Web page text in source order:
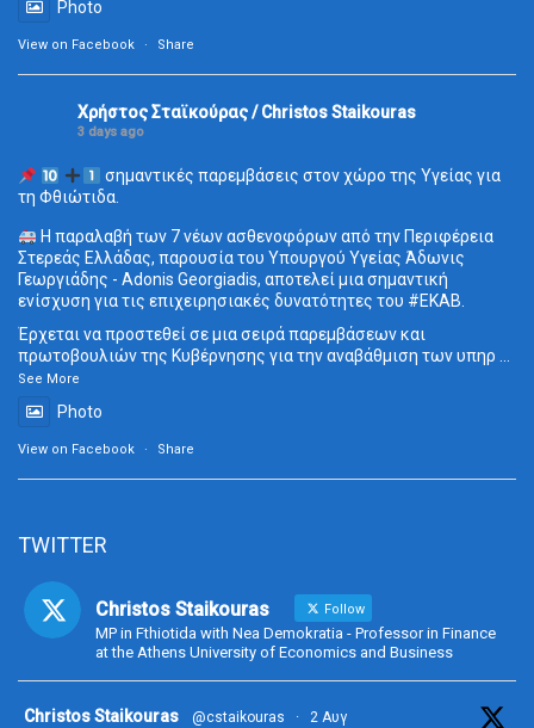
Photo
View on Facebook · Share
Χρήστος Σταϊκούρας / Christos Staikouras
3 days ago
σημαντικές παρεμβάσεις στον χώρο της Υγείας για
τη Φθιώτιδα.
Η παραλαβή των 7 νέων ασθενοφόρων από την Περιφέρεια
Στερεάς Ελλάδας, παρουσία του Υπουργού Υγείας Άδωνις
Γεωργιάδης - Adonis Georgiadis, αποτελεί μια σημαντική
ενίσχυση για τις επιχειρησιακές δυνατότητες του #ΕΚΑΒ.
Έρχεται να προστεθεί σε μια σειρά παρεμβάσεων και
πρωτοβουλιών της Κυβέρνησης για την αναβάθμιση των υπηρ ...
See More
Photo
View on Facebook · Share
TWITTER
Christos Staikouras Follow
MP in Fthiotida with Nea Demokratia - Professor in Finance
at the Athens University of Economics and Business
Christos Staikouras @cstaikouras · 2 Αυγ